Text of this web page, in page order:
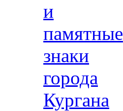
и
памятные
знаки
города
Кургана